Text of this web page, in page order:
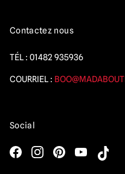
Contactez nous
TÉL : 01482 935936
COURRIEL :
Social